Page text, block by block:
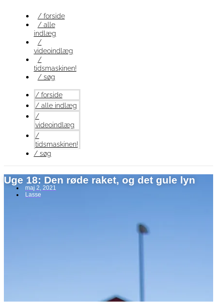
indhold
/ forside
/ alle
indlæg
/
videoindlæg
/
tidsmaskinen!
/ søg
/ forside
/ alle indlæg
/
videoindlæg
/
tidsmaskinen!
/ søg
Uge 18: Den røde raket, og det gule lyn
maj 2, 2021
Lasse